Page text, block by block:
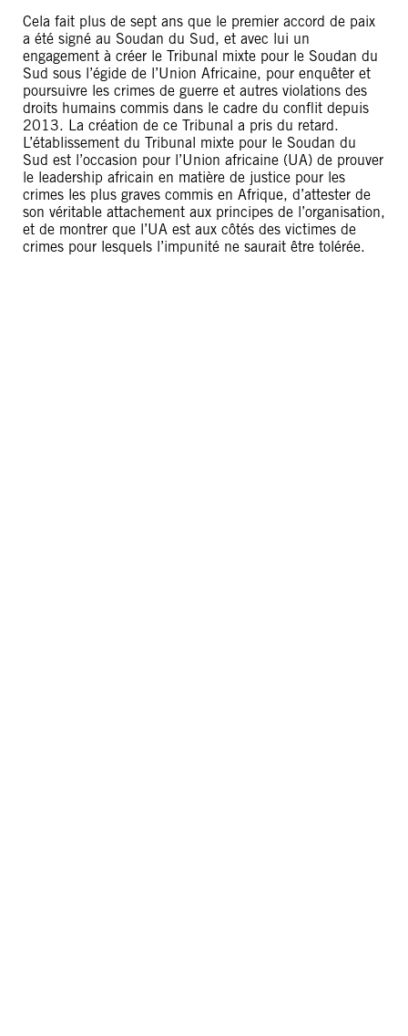
Cela fait plus de sept ans que le premier accord de paix
a été signé au Soudan du Sud, et avec lui un
engagement à créer le Tribunal mixte pour le Soudan du
Sud sous l’égide de l’Union Africaine, pour enquêter et
poursuivre les crimes de guerre et autres violations des
droits humains commis dans le cadre du conflit depuis
2013. La création de ce Tribunal a pris du retard.
L’établissement du Tribunal mixte pour le Soudan du
Sud est l’occasion pour l’Union africaine (UA) de prouver
le leadership africain en matière de justice pour les
crimes les plus graves commis en Afrique, d’attester de
son véritable attachement aux principes de l’organisation,
et de montrer que l’UA est aux côtés des victimes de
crimes pour lesquels l’impunité ne saurait être tolérée.